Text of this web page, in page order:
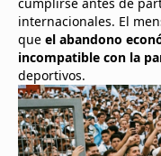
internacionales. El
que el abandono
incompatible con la
deportivos.